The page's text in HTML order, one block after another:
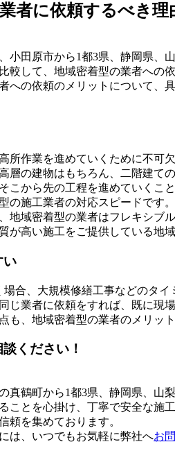
者に依頼するべき理
小田原市から1都3県、静岡県、
較して、地域密着型の業者への
への依頼のメリットについて、
所作業を進めていくために不可
層の建物はもちろん、二階建て
こから先の工程を進めていくこと
の施工業者の対応スピードです。
地域密着型の業者はフレキシブ
が高い施工をご提供している地
い
合、大規模修繕工事などのタ
じ業者に依頼をすれば、既に現
も、地域密着型の業者のメリット
ください！
真鶴町から1都3県、静岡県、山
ことを心掛け、丁寧で安全な施
頼を集めております。
は、いつでもお気軽に弊社へお